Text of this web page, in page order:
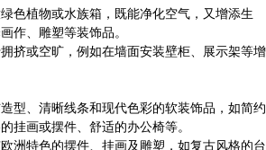
色植物或水族箱，既能净化空气，又增添生
作、雕塑等装饰品。
挤或空旷，例如在墙面安装壁柜、展示架等增
型、清晰线条和现代色彩的软装饰品，如简约
挂画或摆件、舒适的办公椅等。
洲特色的摆件、挂画及雕塑，如复古风格的台